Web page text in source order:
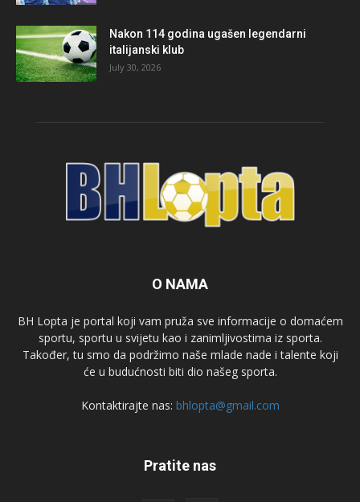
Nakon 114 godina ugašen legendarni
italijanski klub
July 30, 2026
O NAMA
BH Lopta je portal koji vam pruža sve informacije o domaćem
sportu, sportu u svijetu kao i zanimljivostima iz sporta.
Također, tu smo da podržimo naše mlade nade i talente koji
će u budućnosti biti dio našeg sporta.
Kontaktirajte nas: bhlopta@gmail.com
Pratite nas